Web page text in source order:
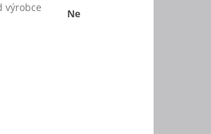
výrobce
Ne